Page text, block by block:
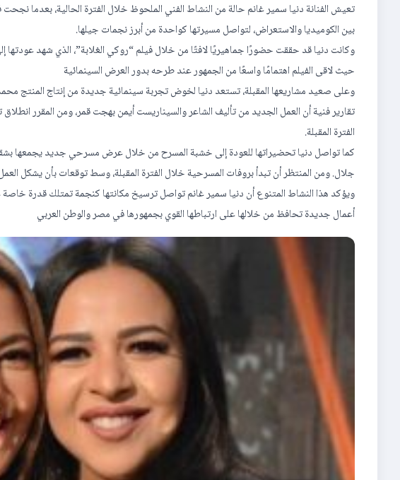
تعيش الفنانة دنيا سمير غانم حالة من النشاط الفني الملحوظ خلال الفترة الحالية، بعدما
بين الكوميديا والاستعراض، لتواصل مسيرتها كواحدة من أبرز نجمات جيلها.
وكانت دنيا قد حققت حضورًا جماهيريًا لافتًا من خلال فيلم “روكي الغلابة”، الذي شهد عودتها
حيث لاقى الفيلم اهتمامًا واسعًا من الجمهور عند طرحه بدور العرض السينمائية
وعلى صعيد مشاريعها المقبلة، تستعد دنيا لخوض تجربة سينمائية جديدة من إنتاج المنتج
تقارير فنية أن العمل الجديد من تأليف الشاعر والسيناريست أيمن بهجت قمر، ومن المقرر
الفترة المقبلة.
كما تواصل دنيا تحضيراتها للعودة إلى خشبة المسرح من خلال عرض مسرحي جديد يجمعها
جلال. ومن المنتظر أن تبدأ بروفات المسرحية خلال الفترة المقبلة، وسط توقعات بأن يشكل العمل
ويؤكد هذا النشاط المتنوع أن دنيا سمير غانم تواصل ترسيخ مكانتها كنجمة تمتلك قدرة
أعمال جديدة تحافظ من خلالها على ارتباطها القوي بجمهورها في مصر والوطن العربي